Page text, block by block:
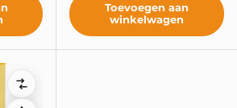
Toevoegen aan
winkelwagen
Vergelijken